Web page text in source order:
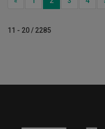
11 - 20 / 2285